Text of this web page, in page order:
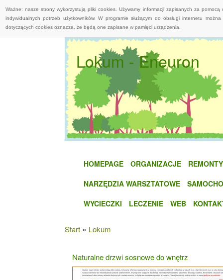
Ważne: nasze strony wykorzystują pliki cookies. Używamy informacji zapisanych za
indywidualnych potrzeb użytkowników. W programie służącym do obsługi internetu
dotyczących cookies oznacza, że będą one zapisane w pamięci urządzenia.
Lokum - Eneuron
HOMEPAGE ORGANIZACJE
REMONTY
NARZĘDZIA WARSZTATOWE
WYCIECZKI
LECZENIE WEB
Start » Lokum
Naturalne drzwi sosnowe do wnętrz